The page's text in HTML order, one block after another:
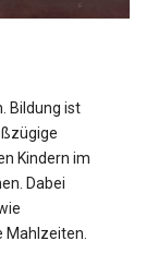
Bildung ist
Kindern im
Dabei